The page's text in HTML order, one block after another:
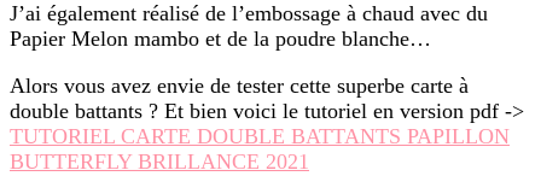
J’ai également réalisé de l’embossage à chaud avec du
Papier Melon mambo et de la poudre blanche…
Alors vous avez envie de tester cette superbe carte à
double battants ? Et bien voici le tutoriel en version pdf ->
TUTORIEL CARTE DOUBLE BATTANTS PAPILLON
BUTTERFLY BRILLANCE 2021